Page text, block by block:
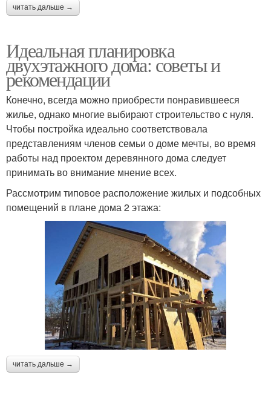
читать дальше →
Идеальная планировка
двухэтажного дома: советы и
рекомендации
Конечно, всегда можно приобрести понравившееся
жилье, однако многие выбирают строительство с нуля.
Чтобы постройка идеально соответствовала
представлениям членов семьи о доме мечты, во время
работы над проектом деревянного дома следует
принимать во внимание мнение всех.
Рассмотрим типовое расположение жилых и подсобных
помещений в плане дома 2 этажа:
читать дальше →